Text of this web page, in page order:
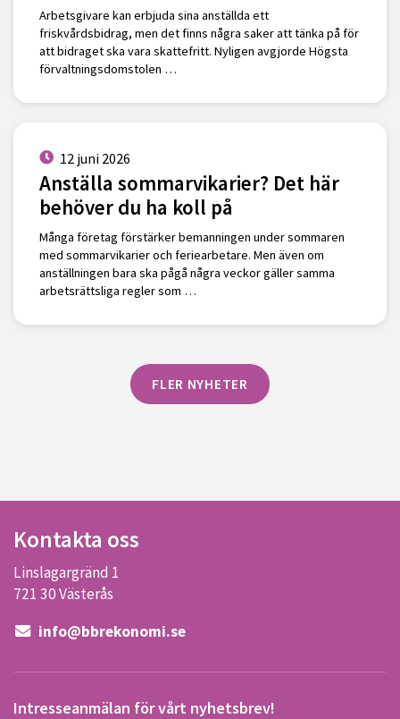
Arbetsgivare kan erbjuda sina anställda ett
friskvårdsbidrag, men det finns några saker att tänka på för
att bidraget ska vara skattefritt. Nyligen avgjorde Högsta
förvaltningsdomstolen …
12 juni 2026
Anställa sommarvikarier? Det här
behöver du ha koll på
Många företag förstärker bemanningen under sommaren
med sommarvikarier och feriearbetare. Men även om
anställningen bara ska pågå några veckor gäller samma
arbetsrättsliga regler som …
FLER NYHETER
Kontakta oss
Linslagargränd 1
721 30 Västerås
info@bbrekonomi.se
Intresseanmälan för vårt nyhetsbrev!